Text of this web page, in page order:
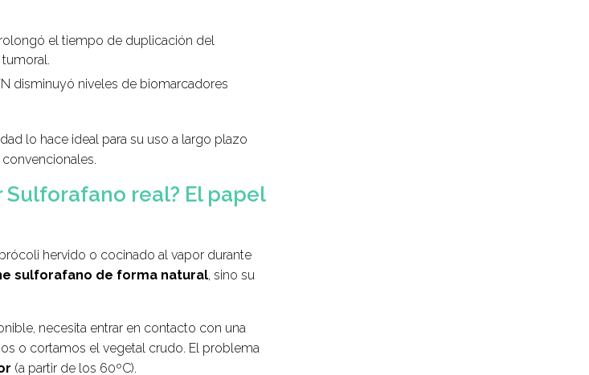
el tiempo de duplicación del
disminuyó niveles de biomarcadores
lo hace ideal para su uso a largo plazo
real? El papel
hervido o cocinado al vapor durante
sulforafano de forma natural, sino su
necesita entrar en contacto con una
o cortamos el vegetal crudo. El problema
(a partir de los 60ºC).